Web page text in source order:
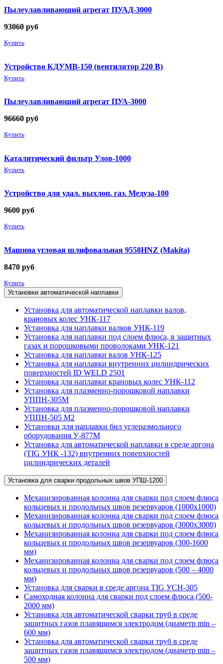
Пылеулавливающий агрегат ПУАД-3000
93060 руб
Купить
Устройство КДУМВ-150 (вентилятор 220 В)
Купить
Пылеулавливающий агрегат ПУА-3000
96660 руб
Купить
Каталитический фильтр Улов-1000
Купить
Устройство для удал. выхлоп. газ. Медуза-100
9600 руб
Купить
Машина угловая шлифовальная 9558HNZ (Makita)
8470 руб
Купить
Установки автоматической наплавки
Установка для автоматической наплавки валов,
крановых колес УНК-117
Установка для наплавки валков УНК-119
Установка для наплавки под слоем флюса, в защитных
газах и порошковыми проволоками УНК-121
Установка для наплавки валов УНК-125
Установка для наплавки внутренних цилиндрических
поверхностей ID WELD 2501
Установка для наплавки крановых колес УНК-112
Установка для плазменно-порошковой наплавки
УППН-305М
Установка для плазменно-порошковой наплавки
УППН-505 М2
Установки для наплавки бил углеразмольного
оборудования У-877М
Установка для автоматической наплавки в среде аргона
(TIG УНК -132) внутренних поверхностей
цилиндрических деталей
Установка для сварки продольных швов УПШ-1200
Механизированная колонна для сварки под слоем флюса
кольцевых и продольных швов резервуаров (1000х1000)
Механизированная колонна для сварки под слоем флюса
кольцевых и продольных швов резервуаров (3000х3000)
Механизированная колонна для сварки под слоем флюса
кольцевых и продольных швов резервуаров (300-1600
мм)
Механизированная колонна для сварки под слоем флюса
кольцевых и продольных швов резервуаров (500 – 4000
мм)
Установка для сварки в среде аргона TIG УСН-305
Самоходная колонна для сварки под слоем флюса (500-
2000 мм)
Установка для автоматической сварки труб в среде
защитных газов плавящимся электродом (диаметр min –
600 мм)
Установка для автоматической сварки труб в среде
защитных газов плавящимся электродом (диаметр min –
500 мм)